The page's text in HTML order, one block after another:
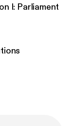
I: Parliament